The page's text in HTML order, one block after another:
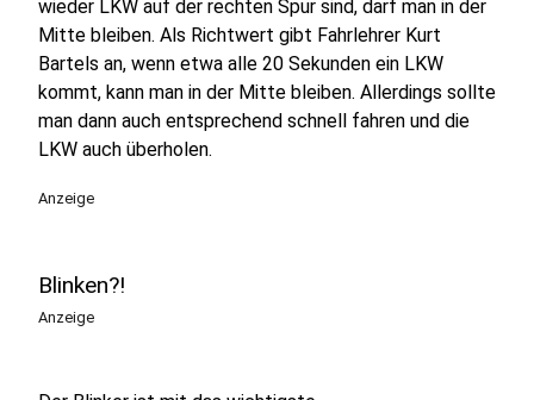
wieder LKW auf der rechten Spur sind, darf man in der
Mitte bleiben. Als Richtwert gibt Fahrlehrer Kurt
Bartels an, wenn etwa alle 20 Sekunden ein LKW
kommt, kann man in der Mitte bleiben. Allerdings sollte
man dann auch entsprechend schnell fahren und die
LKW auch überholen.
Anzeige
Blinken?!
Anzeige